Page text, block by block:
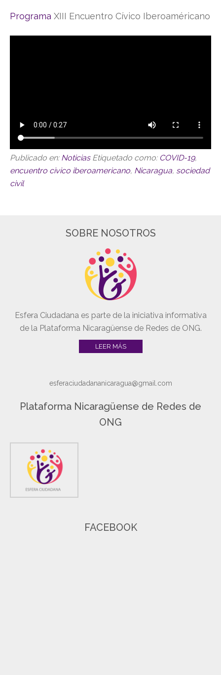
Programa XIII Encuentro Cívico Iberoaméricano
Publicado en: Noticias Etiquetado como: COVID-19,
encuentro civico iberoamericano, Nicaragua, sociedad
civil
SOBRE NOSOTROS
Esfera Ciudadana es parte de la iniciativa informativa
de la Plataforma Nicaragüense de Redes de ONG.
LEER MÁS
esferaciudadananicaragua@gmail.com
Plataforma Nicaragüense de Redes de
ONG
FACEBOOK